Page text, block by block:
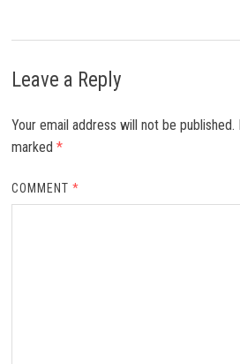
Leave a Reply
Your email address will not be published.
marked *
COMMENT*